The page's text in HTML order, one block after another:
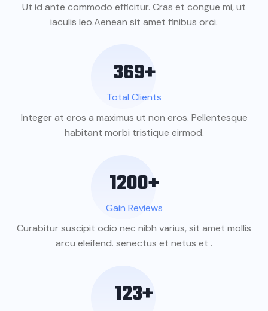
Ut id ante commodo efficitur. Cras et congue mi, ut
iaculis leo.Aenean sit amet finibus orci.
369+
Total Clients
Integer at eros a maximus ut non eros. Pellentesque
habitant morbi tristique eirmod.
1200+
Gain Reviews
Curabitur suscipit odio nec nibh varius, sit amet mollis
arcu eleifend. senectus et netus et .
123+